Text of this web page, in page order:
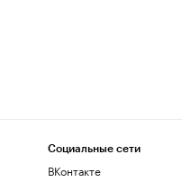
Социальные сети
ВКонтакте